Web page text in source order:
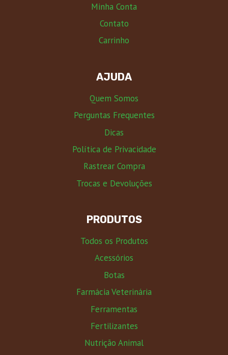
Minha Conta
Contato
Carrinho
AJUDA
Quem Somos
Perguntas Frequentes
Dicas
Política de Privacidade
Rastrear Compra
Trocas e Devoluções
PRODUTOS
Todos os Produtos
Acessórios
Botas
Farmácia Veterinária
Ferramentas
Fertilizantes
Nutrição Animal